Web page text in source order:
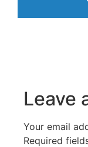
Leave
Your email
Required